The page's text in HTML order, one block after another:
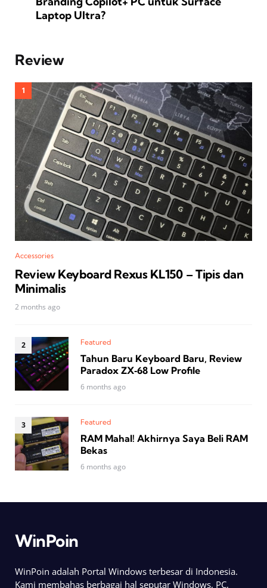
Laptop Ultra?
Review
Accessories
Review Keyboard Rexus KL150 – Tipis dan
Minimalis
2 months ago
Featured
Tahun Baru Keyboard Baru, Review
Paradox ZX‑68 Low Profile
6 months ago
Featured
RAM Mahal! Akhirnya Saya Beli RAM
Bekas
6 months ago
WinPoin
WinPoin adalah Portal Windows terbesar di Indonesia.
Kami membahas berbagai hal seputar Windows, PC,